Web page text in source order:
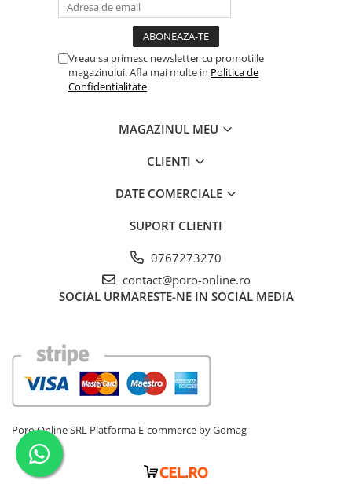
intampla in jurul vehiculului.
Mod parcare continuu– Protejeaza-ti masina chiar si cand
este parcata. Cu modul de inregistrare 24h, inregistreaza automat
orice impact si salveaza fisierele importante pentru a preveni
suprascrierea.
Senzor G integrat – Detecteaza miscarile bruste si coliziunile,
salvand si blocand inregistrarile relevante pentru a le proteja de
Vreau sa primesc newsletter cu promotiile
magazinului. Afla mai multe in Politica de
Confidentialitate
MAGAZINUL MEU
CLIENTI
DATE COMERCIALE
SUPORT CLIENTI
0767273270
contact@poro-online.ro
SOCIAL URMARESTE-NE IN SOCIAL MEDIA
Poro Online SRL Platforma E-commerce by Gomag